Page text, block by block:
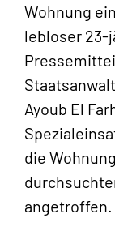
Wohnung
lebloser 23-
Ayoub El
die
angetroffen.